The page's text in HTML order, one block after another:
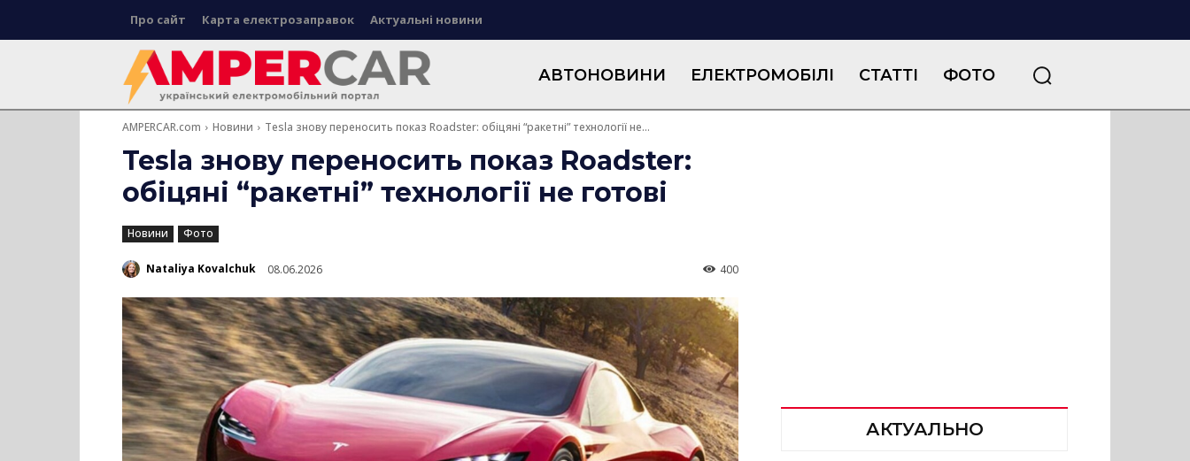
Про сайт Карта електрозаправок Актуальні новини
АВТОНОВИНИ ЕЛЕКТРОМОБІЛІ СТАТТІ ФОТО
AMPERCAR.com Новини Tesla знову переносить показ Roadster: обіцяні “ракетні” технології не...
Tesla знову переносить показ Roadster:
обіцяні “ракетні” технології не готові
Новини Фото
Nataliya Kovalchuk 08.06.2026 400
АКТУАЛЬНО